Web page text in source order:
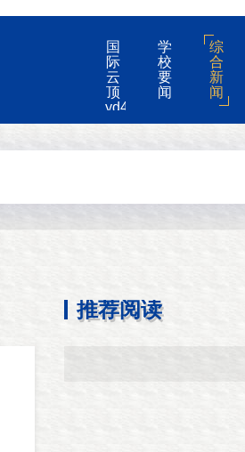
国
际
云
顶
yd4008-
云
国
戏
学
校
要
闻
综
合
新
闻
推荐阅读